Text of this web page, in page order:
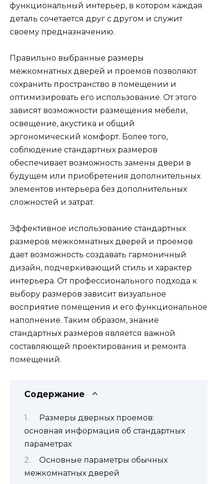
функциональный интерьер, в котором каждая
деталь сочетается друг с другом и служит
своему предназначению.
Правильно выбранные размеры
межкомнатных дверей и проемов позволяют
сохранить пространство в помещении и
оптимизировать его использование. От этого
зависят возможности размещения мебели,
освещение, акустика и общий
эргономический комфорт. Более того,
соблюдение стандартных размеров
обеспечивает возможность замены двери в
будущем или приобретения дополнительных
элементов интерьера без дополнительных
сложностей и затрат.
Эффективное использование стандартных
размеров межкомнатных дверей и проемов
дает возможность создавать гармоничный
дизайн, подчеркивающий стиль и характер
интерьера. От профессионального подхода к
выбору размеров зависит визуальное
восприятие помещения и его функциональное
наполнение. Таким образом, знание
стандартных размеров является важной
составляющей проектирования и ремонта
помещений.
Содержание
Размеры дверных проемов:
основная информация об стандартных
параметрах
Основные параметры обычных
межкомнатных дверей